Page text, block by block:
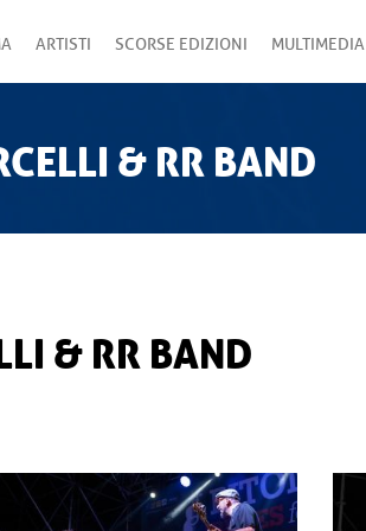
ARTISTI SCORSE EDIZIONI MULTIMEDIA
& RR BAND
& RR BAND